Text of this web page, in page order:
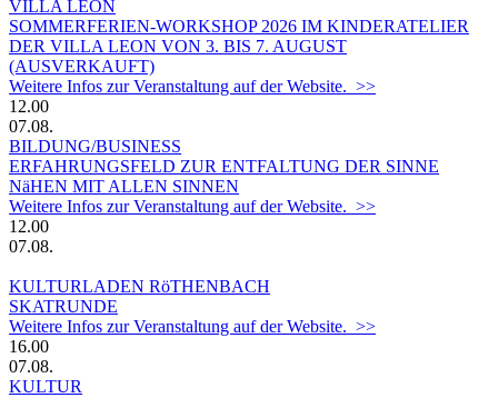
VILLA LEON
SOMMERFERIEN-WORKSHOP 2026 IM KINDERATELIER
DER VILLA LEON VON 3. BIS 7. AUGUST
(AUSVERKAUFT)
Weitere Infos zur Veranstaltung auf der Website. >>
12.00
07.08.
BILDUNG/BUSINESS
ERFAHRUNGSFELD ZUR ENTFALTUNG DER SINNE
NäHEN MIT ALLEN SINNEN
Weitere Infos zur Veranstaltung auf der Website. >>
12.00
07.08.
KULTURLADEN RöTHENBACH
SKATRUNDE
Weitere Infos zur Veranstaltung auf der Website. >>
16.00
07.08.
KULTUR